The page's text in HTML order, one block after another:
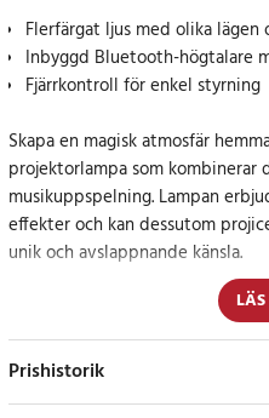
Flerfärgat ljus med olika lägen
Inbyggd Bluetooth-högtalare
Fjärrkontroll för enkel styrning
Skapa en magisk atmosfär
projektorlampa som
musikuppspelning. Lampan
effekter och kan dessutom
unik och avslappnande känsla.
Den inbyggda Bluetooth-
spela musik direkt från mobilen
förstärker upplevelsen
Prishistorik